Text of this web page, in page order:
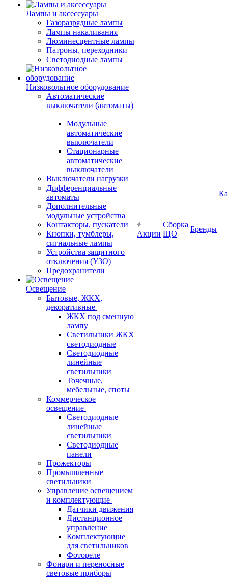
Лампы и аксессуары
Газоразрядные лампы
Лампы накаливания
Люминесцентные лампы
Патроны, переходники
Светодиодные лампы
Низковольтное оборудование
Автоматические
выключатели (автоматы)
Модульные
автоматические
выключатели
Стационарные
автоматические
выключатели
Выключатели нагрузки
Дифференциальные
автоматы
Дополнительные
модульные устройства
Контакторы, пускатели
Кнопки, тумблеры,
сигнальные лампы
Устройства защитного
отключения (УЗО)
Предохранители
Освещение
Бытовые, ЖКХ,
декоративные
ЖКХ под сменную
лампу
Светильники ЖКХ
светодиодные
Светодиодные
линейные
светильники
Точечные,
мебельные, споты
Коммерческое
освещение
Светодиодные
линейные
светильники
Светодиодные
панели
Прожекторы
Промышленные
светильники
Управление освещением
и комплектующие
Датчики движения
Дистанционное
управление
Комплектующие
для светильников
Фотореле
Фонари и переносные
световые приборы
Акции
Сборка
ЩО
Бренды